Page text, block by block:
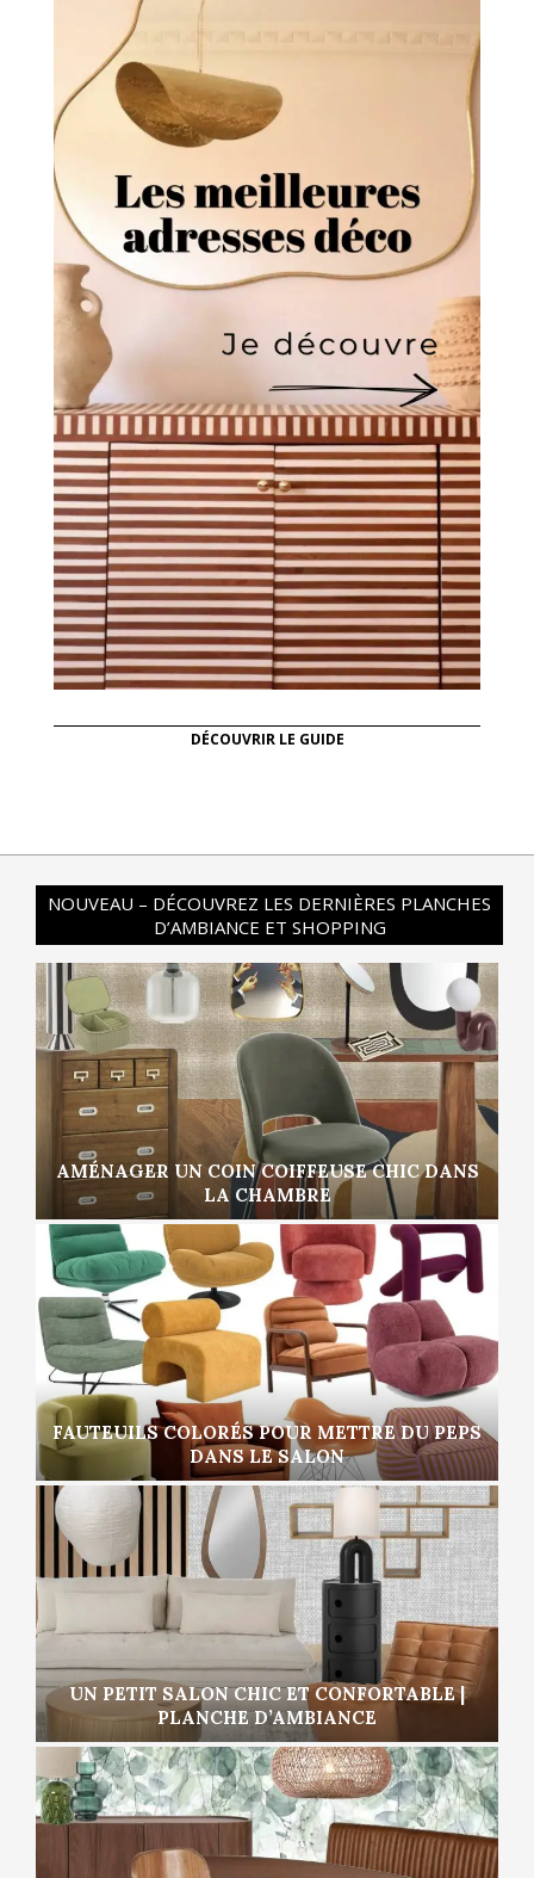
DÉCOUVRIR LE GUIDE
NOUVEAU – DÉCOUVREZ LES DERNIÈRES PLANCHES
D’AMBIANCE ET SHOPPING
AMÉNAGER UN COIN COIFFEUSE CHIC DANS
LA CHAMBRE
FAUTEUILS COLORÉS POUR METTRE DU PEPS
DANS LE SALON
UN PETIT SALON CHIC ET CONFORTABLE |
PLANCHE D’AMBIANCE